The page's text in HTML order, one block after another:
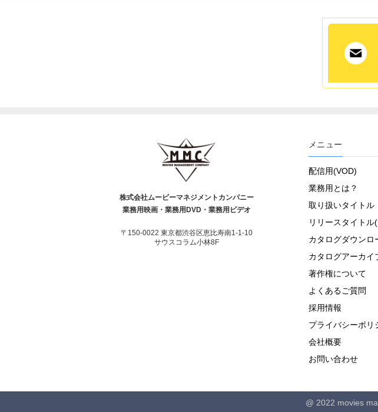
株式会社ムービーマネジメントカンパニー
業務用映画・業務用DVD・業務用ビデオ
〒150-0022 東京都渋谷区恵比寿南1-1-10
サウスコラム小林8F
メニュー
配信用(VOD)
業務用とは？
取り扱いタイトル
リリースタイトル
カタログダウンロ
カタログアーカイ
著作権について
よくあるご質問
採用情報
プライバシーポリ
会社概要
お問い合わせ
@ 2022 movies